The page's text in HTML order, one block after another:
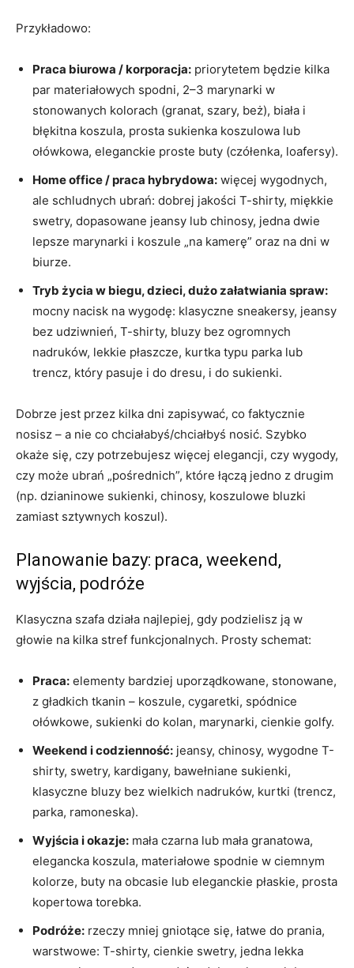
Przykładowo:
Praca biurowa / korporacja: priorytetem będzie kilka
par materiałowych spodni, 2–3 marynarki w
stonowanych kolorach (granat, szary, beż), biała i
błękitna koszula, prosta sukienka koszulowa lub
ołówkowa, eleganckie proste buty (czółenka, loafersy).
Home office / praca hybrydowa: więcej wygodnych,
ale schludnych ubrań: dobrej jakości T-shirty, miękkie
swetry, dopasowane jeansy lub chinosy, jedna dwie
lepsze marynarki i koszule „na kamerę” oraz na dni w
biurze.
Tryb życia w biegu, dzieci, dużo załatwiania spraw:
mocny nacisk na wygodę: klasyczne sneakersy, jeansy
bez udziwnień, T-shirty, bluzy bez ogromnych
nadruków, lekkie płaszcze, kurtka typu parka lub
trencz, który pasuje i do dresu, i do sukienki.
Dobrze jest przez kilka dni zapisywać, co faktycznie
nosisz – a nie co chciałabyś/chciałbyś nosić. Szybko
okaże się, czy potrzebujesz więcej elegancji, czy wygody,
czy może ubrań „pośrednich”, które łączą jedno z drugim
(np. dzianinowe sukienki, chinosy, koszulowe bluzki
zamiast sztywnych koszul).
Planowanie bazy: praca, weekend,
wyjścia, podróże
Klasyczna szafa działa najlepiej, gdy podzielisz ją w
głowie na kilka stref funkcjonalnych. Prosty schemat:
Praca: elementy bardziej uporządkowane, stonowane,
z gładkich tkanin – koszule, cygaretki, spódnice
ołówkowe, sukienki do kolan, marynarki, cienkie golfy.
Weekend i codzienność: jeansy, chinosy, wygodne T-
shirty, swetry, kardigany, bawełniane sukienki,
klasyczne bluzy bez wielkich nadruków, kurtki (trencz,
parka, ramoneska).
Wyjścia i okazje: mała czarna lub mała granatowa,
elegancka koszula, materiałowe spodnie w ciemnym
kolorze, buty na obcasie lub eleganckie płaskie, prosta
kopertowa torebka.
Podróże: rzeczy mniej gniotące się, łatwe do prania,
warstwowe: T-shirty, cienkie swetry, jedna lekka